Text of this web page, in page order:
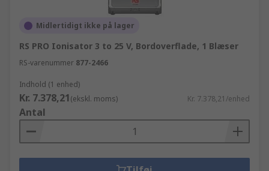
Midlertidigt ikke på lager
RS PRO Ionisator 3 to 25 V, Bordoverflade, 1 Blæser
RS-varenummer 877-2466
Indhold (1 enhed)
Kr. 7.378,21(ekskl. moms) Kr. 7.378,21/enhed
Antal